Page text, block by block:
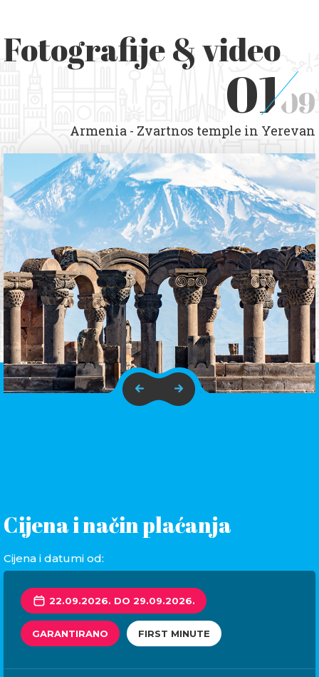
Fotografije & video
0109
Armenia - Zvartnos temple in Yerevan
Cijena i način plaćanja
Cijena i datumi od:
22.09.2026. DO 29.09.2026.
GARANTIRANO FIRST MINUTE